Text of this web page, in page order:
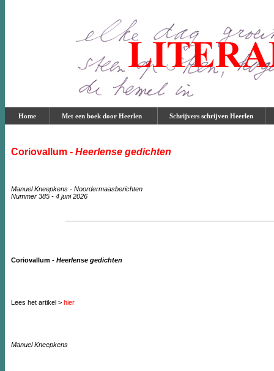
Home Met een boek door Heerlen Schrijvers schrijven Heerlen
Coriovallum - Heerlense gedichten
Manuel Kneepkens - Noordermaasberichten
Nummer 385 - 4 juni 2026
Coriovallum - Heerlense gedichten
Lees het artikel > hier
Manuel Kneepkens